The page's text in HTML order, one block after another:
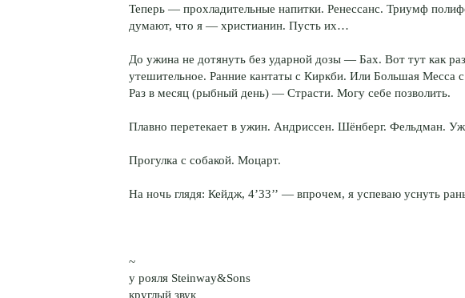
Теперь — прохладительные напитки. Ренессанс. Триумф
думают, что я — христианин. Пусть их…
До ужина не дотянуть без ударной дозы — Бах. Вот тут как
утешительное. Ранние кантаты с Киркби. Или Большая Месса
Раз в месяц (рыбный день) — Страсти. Могу себе позволить.
Плавно перетекает в ужин. Андриссен. Шёнберг. Фельдман.
Прогулка с собакой. Моцарт.
На ночь глядя: Кейдж, 4’33’’ — впрочем, я успеваю уснуть
~
у рояля Steinway&Sons
круглый звук